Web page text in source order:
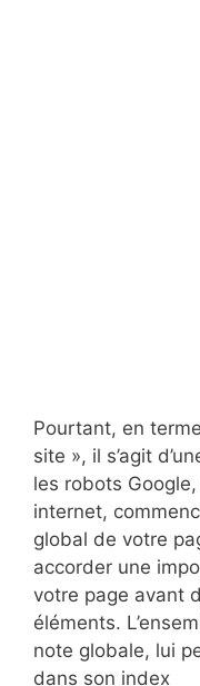
Pourtant, en
site », il s’agit
les robots
internet,
global de votre
accorder une
votre page avant
éléments.
note globale, lui
dans son index